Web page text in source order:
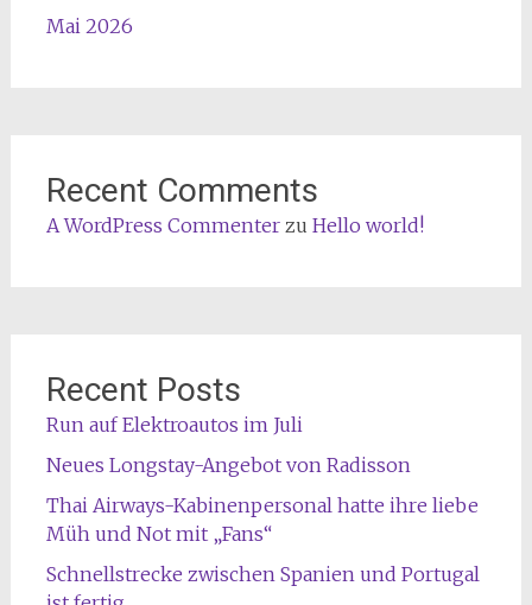
Mai 2026
Recent Comments
A WordPress Commenterzu Hello world!
Recent Posts
Run auf Elektroautos im Juli
Neues Longstay-Angebot von Radisson
Thai Airways-Kabinenpersonal hatte ihre liebe
Müh und Not mit „Fans“
Schnellstrecke zwischen Spanien und Portugal